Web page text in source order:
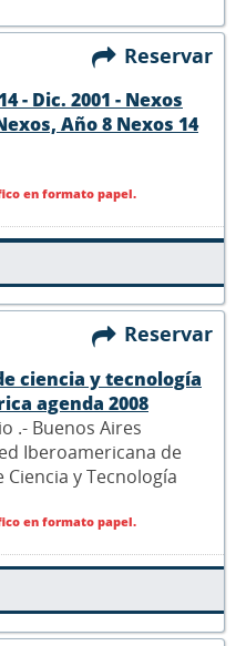
Reservar
- Dic. 2001 - Nexos
Año 8 Nexos 14
en formato papel.
Reservar
ciencia y tecnología
agenda 2008
.- Buenos Aires
Iberoamericana de
y Tecnología
en formato papel.